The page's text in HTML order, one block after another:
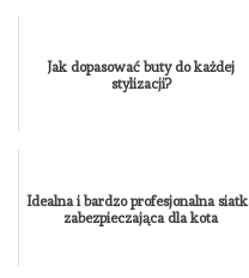
Jak dopasować buty do każdej
stylizacji?
Idealna i bardzo profesjonalna
zabezpieczająca dla kota